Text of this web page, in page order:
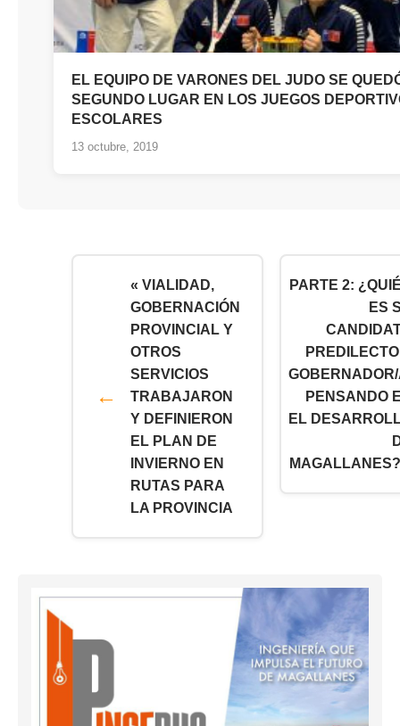
EL EQUIPO DE VARONES DEL JUDO SE
SEGUNDO LUGAR EN LOS JUEGOS
ESCOLARES
13 octubre, 2019
« VIALIDAD,
GOBERNACIÓN
PROVINCIAL Y
OTROS
SERVICIOS
TRABAJARON
Y DEFINIERON
EL PLAN DE
INVIERNO EN
RUTAS PARA
LA PROVINCIA
PARTE 2:
ES
PENSANDO
EL